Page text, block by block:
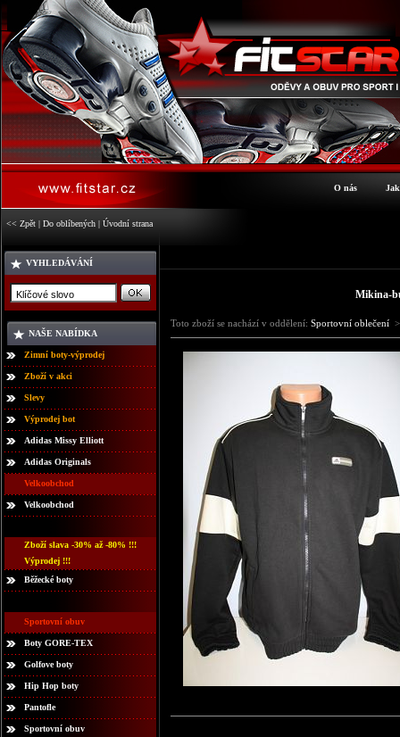
O nás
<< Zpět | Do oblíbených | Úvodní strana
VYHLEDÁVÁNÍ
NAŠE NABÍDKA
Zimní boty-výprodej
Zboží v akci
Slevy
Výprodej bot
Adidas Missy Elliott
Adidas Originals
Velkoobchod
Velkoobchod
Zboží slava -30% až -80% !!!
Výprodej !!!
Běžecké boty
Sportovní obuv
Boty GORE-TEX
Golfove boty
Hip Hop boty
Pantofle
Sportovní obuv
Mikina-
Toto zboží se nachází v oddělení: Sportovní oblečení